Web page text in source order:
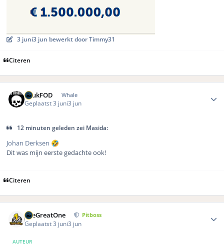
3 juni3 jun bewerkt door Timmy31
Citeren
LuukFOD Whale
Geplaatst3 juni3 jun
12 minuten geleden zei Masida:
Johan Derksen 🤣
Dit was mijn eerste gedachte ook!
Citeren
TheGreatOne Pitboss
Geplaatst 3 juni3 jun
AUTEUR